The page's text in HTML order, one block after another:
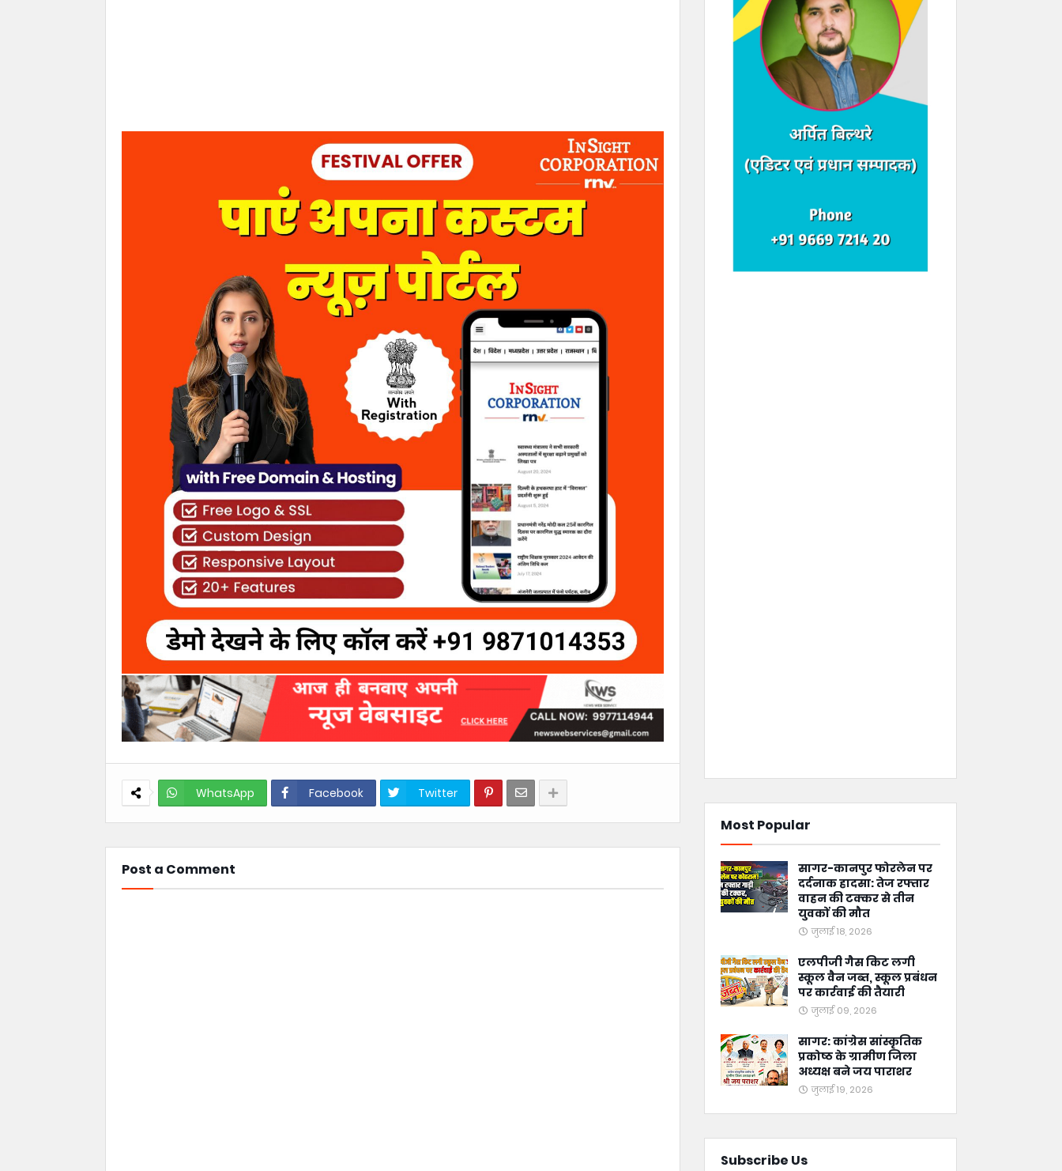
WhatsApp Facebook Twitter
Post a Comment
Most Popular
सागर-कानपुर फोरलेन पर
दर्दनाक हादसा: तेज रफ्तार
वाहन की टक्कर से तीन
युवकों की मौत
जुलाई 18, 2026
एलपीजी गैस किट लगी
स्कूल वैन जब्त, स्कूल प्रबंधन
पर कार्रवाई की तैयारी
जुलाई 09, 2026
सागर: कांग्रेस सांस्कृतिक
प्रकोष्ठ के ग्रामीण जिला
अध्यक्ष बने जय पाराशर
जुलाई 19, 2026
Subscribe Us